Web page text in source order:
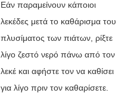
Εάν παραμείνουν κάποιοι
λεκέδες μετά το καθάρισμα του
πλυσίματος των πιάτων, ρίξτε
λίγο ζεστό νερό πάνω από τον
λεκέ και αφήστε τον να καθίσει
για λίγο πριν τον καθαρίσετε.